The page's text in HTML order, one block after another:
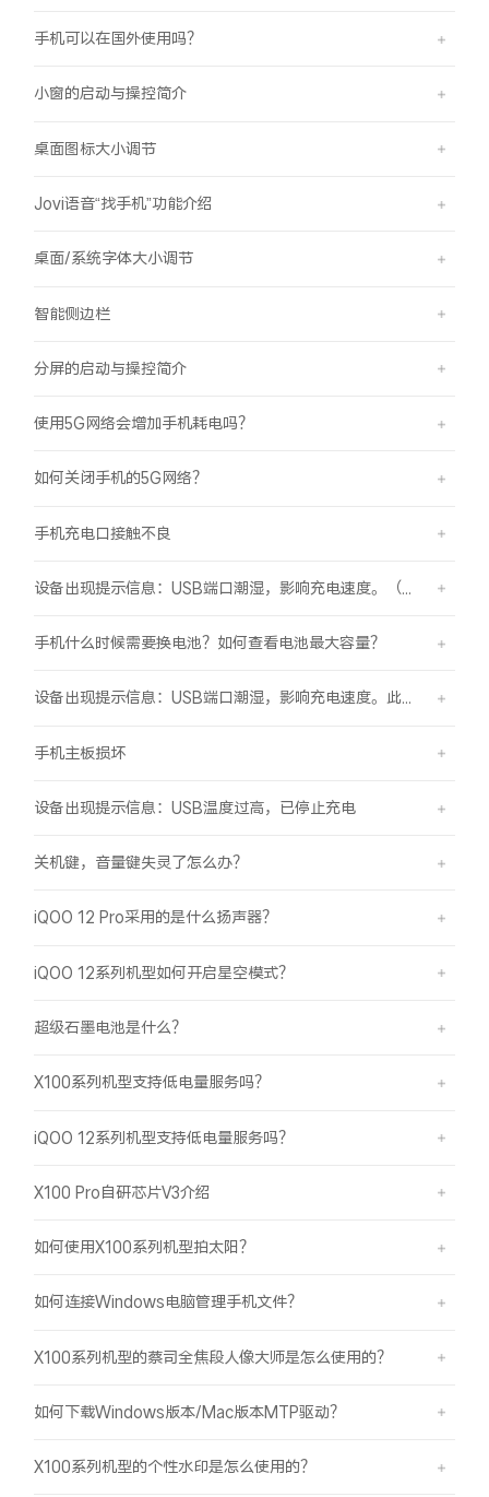
手机可以在国外使用吗？
小窗的启动与操控简介
桌面图标大小调节
Jovi语音“找手机”功能介绍
桌面/系统字体大小调节
智能侧边栏
分屏的启动与操控简介
使用5G网络会增加手机耗电吗？
如何关闭手机的5G网络？
手机充电口接触不良
手机什么时候需要换电池？如何查看电池最大容量？
设备出现提示信息：USB端口潮湿，影响充电速度。此时设备不能充电或充电速度变慢。
手机主板损坏
设备出现提示信息：USB温度过高，已停止充电
关机键，音量键失灵了怎么办？
iQOO 12 Pro采用的是什么扬声器？
iQOO 12系列机型如何开启星空模式？
超级石墨电池是什么？
X100系列机型支持低电量服务吗？
iQOO 12系列机型支持低电量服务吗？
X100 Pro自研芯片V3介绍
如何使用X100系列机型拍太阳？
如何连接Windows电脑管理手机文件？
X100系列机型的蔡司全焦段人像大师是怎么使用的？
如何下载Windows版本/Mac版本MTP驱动？
X100系列机型的个性水印是怎么使用的？